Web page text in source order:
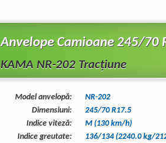
Anvelope Camioane 245/70
KAMA NR-202 Tracţiune
Model anvelopă:
NR-202
Dimensiuni:
245/70 R17.5
Indice viteză:
M (130 km/h)
Indice greutate:
136/134 (2240.0 kg/